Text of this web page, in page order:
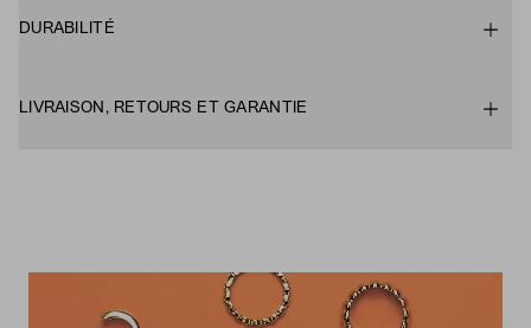
DURABILITÉ
LIVRAISON, RETOURS ET GARANTIE